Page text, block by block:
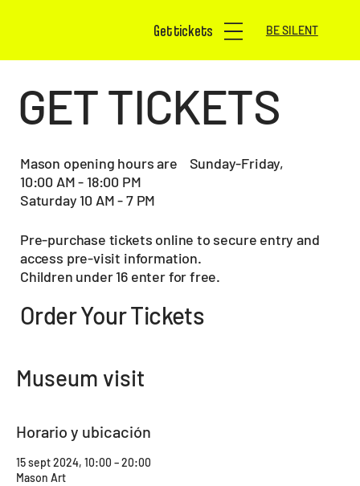
BE SILENT
Get tickets
GET TICKETS
Mason opening hours are Sunday-Friday,
10:00 AM - 18:00 PM
Saturday 10 AM - 7 PM
Pre-purchase tickets online to secure entry and
access pre-visit information.
Children under 16 enter for free.
Order Your Tickets
Museum visit
Horario y ubicación
15 sept 2024, 10:00 – 20:00
Mason Art